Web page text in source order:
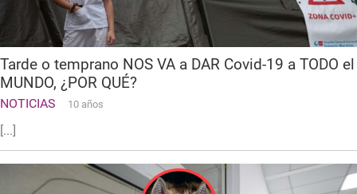
Tarde o temprano NOS VA a DAR Covid-19 a TODO el
MUNDO, ¿POR QUÉ?
NOTICIAS 10 años
[...]